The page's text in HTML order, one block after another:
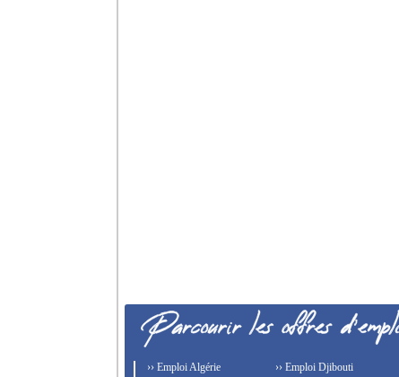
›› Emploi Algérie
›› Emploi Djibouti